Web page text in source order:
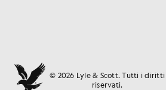
© 2026 Lyle & Scott. Tutti i diritti
riservati.